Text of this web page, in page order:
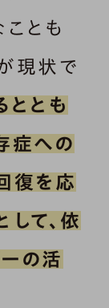
ことも
現状で
ととも
症への
復を応
て、依
の活